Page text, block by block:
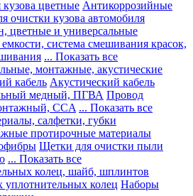
цветные Антикоррозийные
очистки кузова автомобиля
цветные и универсальные
система смешивания красок,
... Показать все
монтажные, акустические
кабель Акустический кабель
медный, ПГВА Провод
CCA ... Показать все
салфетки, губки
протирочные материалы
Щетки для очистки пыли
... Показать все
колец, шайб, шплинтов
колец Наборы